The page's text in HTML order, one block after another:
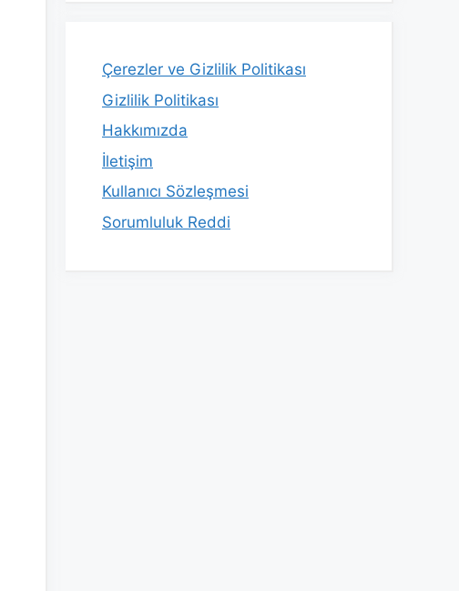
Çerezler ve Gizlilik Politikası
Gizlilik Politikası
Hakkımızda
İletişim
Kullanıcı Sözleşmesi
Sorumluluk Reddi